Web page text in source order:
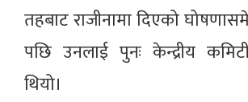
तहबाट राजीनामा दिएको
पछि उनलाई पुनः केन्द्रीय
थियो।